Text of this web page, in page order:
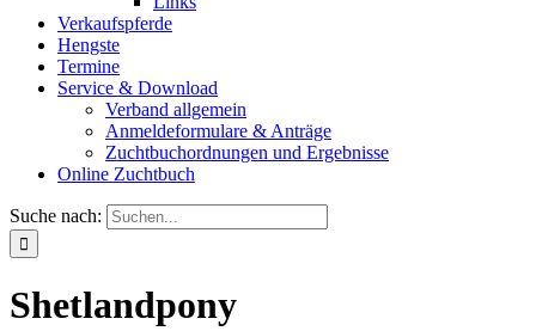
Verkaufspferde
Hengste
Termine
Service & Download
Verband allgemein
Anmeldeformulare & Anträge
Zuchtbuchordnungen und Ergebnisse
Online Zuchtbuch
Suche nach:
Shetlandpony